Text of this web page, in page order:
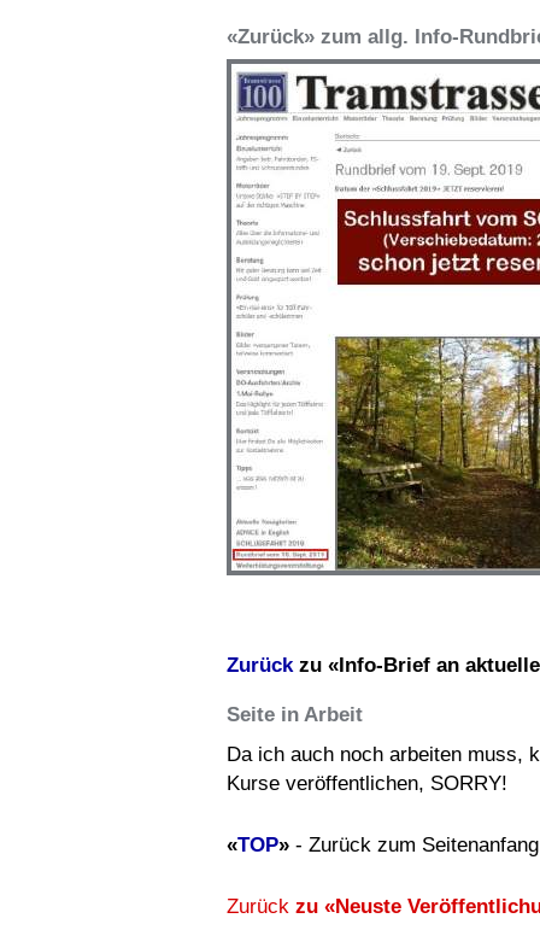
«Zurück» zum allg. Info-
Zurück zu «Info-Brief an
Seite in Arbeit
Da ich auch noch arbeiten muss,
Kurse veröffentlichen, SORRY!
«TOP» - Zurück zum Seitenanfang
Zurück zu «Neuste